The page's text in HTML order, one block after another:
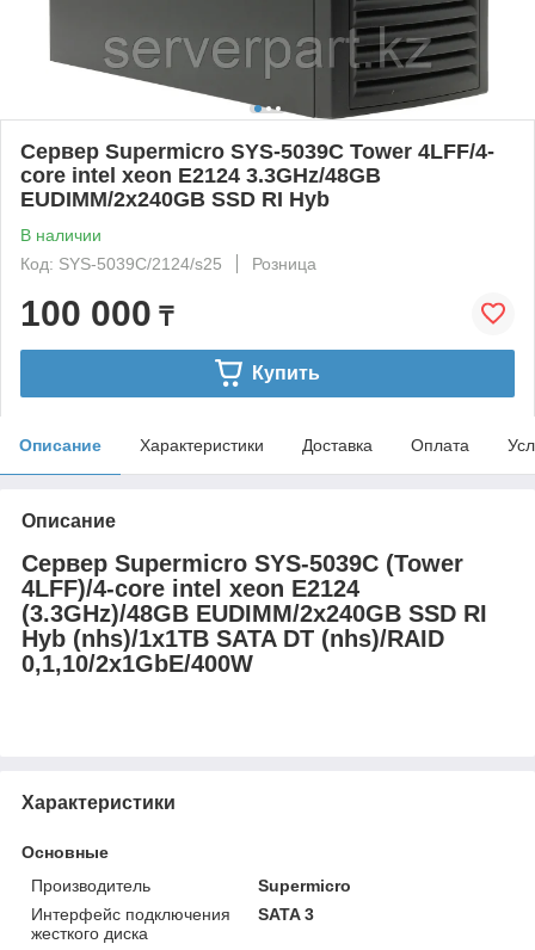
Сервер Supermicro SYS-5039C Tower 4LFF/4-
core intel xeon E2124 3.3GHz/48GB
EUDIMM/2x240GB SSD RI Hyb
В наличии
Код: SYS-5039C/2124/s25
Розница
100 000 ₸
Купить
Описание Характеристики Доставка Оплата
Описание
Сервер Supermicro SYS-5039C (Tower
4LFF)/4-core intel xeon E2124
(3.3GHz)/48GB EUDIMM/2x240GB SSD RI
Hyb (nhs)/1x1TB SATA DT (nhs)/RAID
0,1,10/2x1GbE/400W
Характеристики
Основные
Производитель
Supermicro
Интерфейс подключения
жесткого диска
SATA 3